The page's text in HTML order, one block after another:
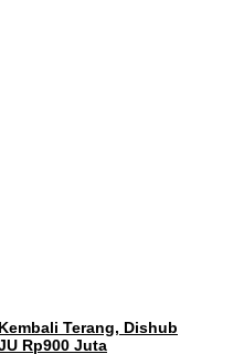
Terang, Dishub
Rp900 Juta